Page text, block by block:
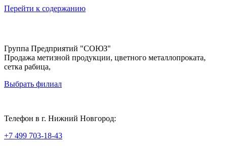
Перейти к содержанию
Группа Предприятий "СОЮЗ"
Продажа метизной продукции, цветного металлопроката,
сетка рабица,
Выбрать филиал
Телефон в г. Нижний Новгород:
+7 499 703-18-43